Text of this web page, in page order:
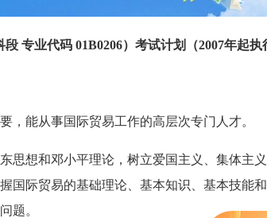
专业代码 01B0206）考试计划（2007年起执
能从事国际贸易工作的高层次专门人才。
想和邓小平理论，树立爱国主义、集体主义
国际贸易的基础理论、基本知识、基本技能
题。